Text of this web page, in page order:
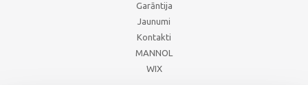
Garāntija
Jaunumi
Kontakti
MANNOL
WIX